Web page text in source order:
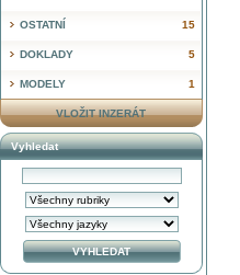
15
OSTATNÍ
5
DOKLADY
1
MODELY
VLOŽIT INZERÁT
Vyhledat